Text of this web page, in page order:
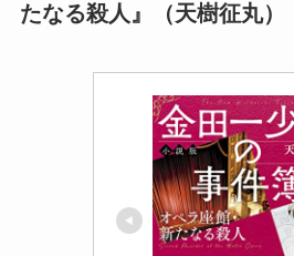
たなる殺人』（天樹征丸）